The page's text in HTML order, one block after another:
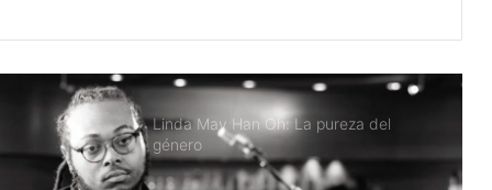
lados un poco
Linda May Han Oh: La pureza del
género